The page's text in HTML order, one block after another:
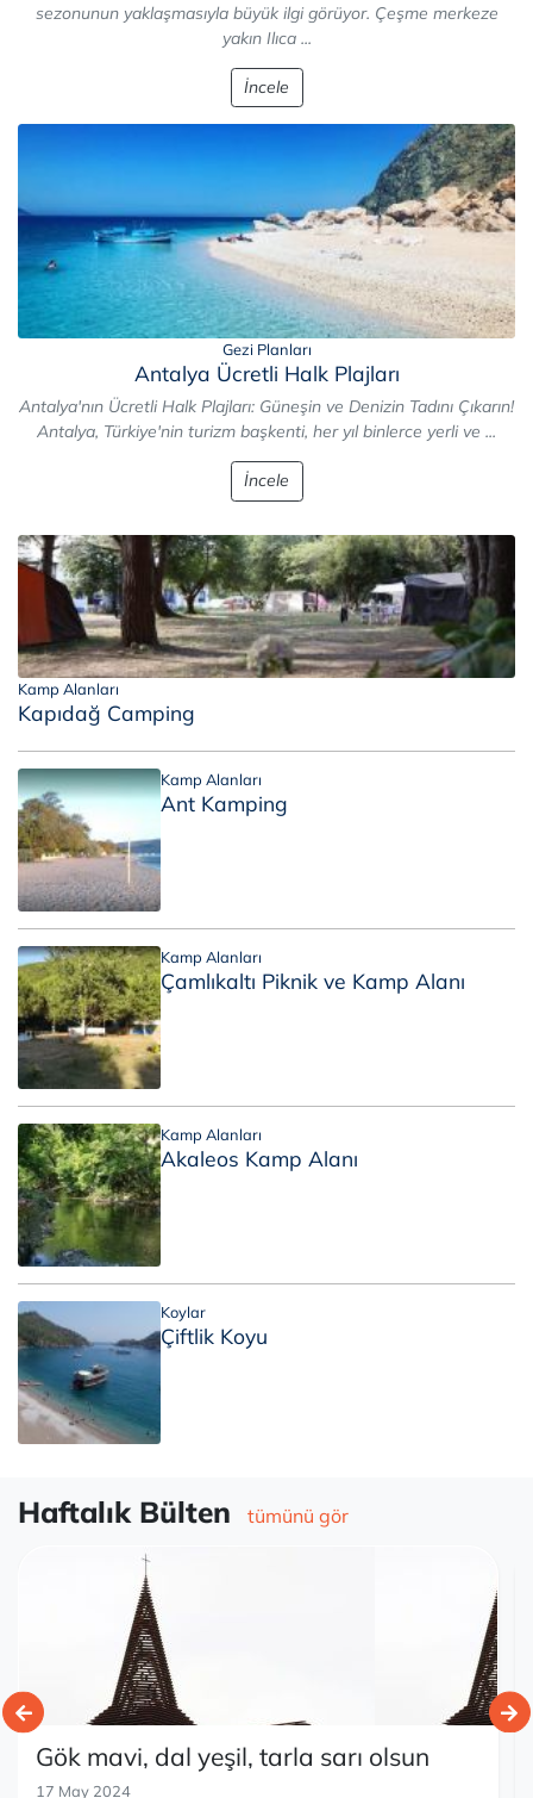
sezonunun yaklaşmasıyla büyük ilgi görüyor. Çeşme merkeze
yakın Ilıca ...
İncele
Gezi Planları
Antalya Ücretli Halk Plajları
Antalya'nın Ücretli Halk Plajları: Güneşin ve Denizin Tadını Çıkarın!
Antalya, Türkiye'nin turizm başkenti, her yıl binlerce yerli ve ...
İncele
Kamp Alanları
Kapıdağ Camping
Kamp Alanları
Ant Kamping
Kamp Alanları
Çamlıkaltı Piknik ve Kamp Alanı
Kamp Alanları
Akaleos Kamp Alanı
Koylar
Çiftlik Koyu
Haftalık Bülten tümünü gör
Gök mavi, dal yeşil, tarla sarı olsun
17 May 2024